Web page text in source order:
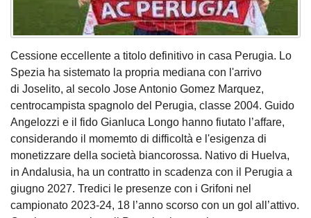
Cessione eccellente a titolo definitivo in casa Perugia. Lo
Spezia ha sistemato la propria mediana con l'arrivo
di Joselito, al secolo Jose Antonio Gomez Marquez,
centrocampista spagnolo del Perugia, classe 2004. Guido
Angelozzi e il fido Gianluca Longo hanno fiutato l’affare,
considerando il momemto di difficoltà e l'esigenza di
monetizzare della società biancorossa. Nativo di Huelva,
in Andalusia, ha un contratto in scadenza con il Perugia a
giugno 2027. Tredici le presenze con i Grifoni nel
campionato 2023-24, 18 l’anno scorso con un gol all’attivo.